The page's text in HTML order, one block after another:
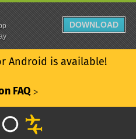
Android is available!
FAQ ᐳ
DOWNLOAD